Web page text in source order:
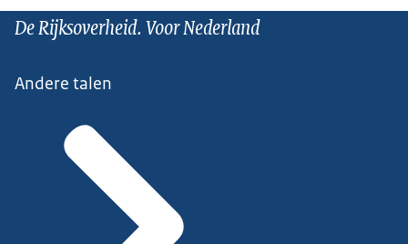
De Rijksoverheid. Voor Nederland
Andere talen